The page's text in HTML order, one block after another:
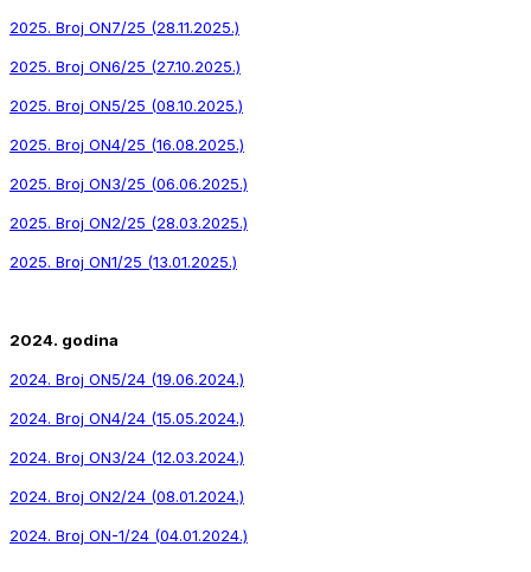
2025. Broj ON7/25 (28.11.2025.)
2025. Broj ON6/25 (27.10.2025.)
2025. Broj ON5/25 (08.10.2025.)
2025. Broj ON4/25 (16.08.2025.)
2025. Broj ON3/25 (06.06.2025.)
2025. Broj ON2/25 (28.03.2025.)
2025. Broj ON1/25 (13.01.2025.)
2024. godina
2024. Broj ON5/24 (19.06.2024.)
2024. Broj ON4/24 (15.05.2024.)
2024. Broj ON3/24 (12.03.2024.)
2024. Broj ON2/24 (08.01.2024.)
2024. Broj ON-1/24 (04.01.2024.)